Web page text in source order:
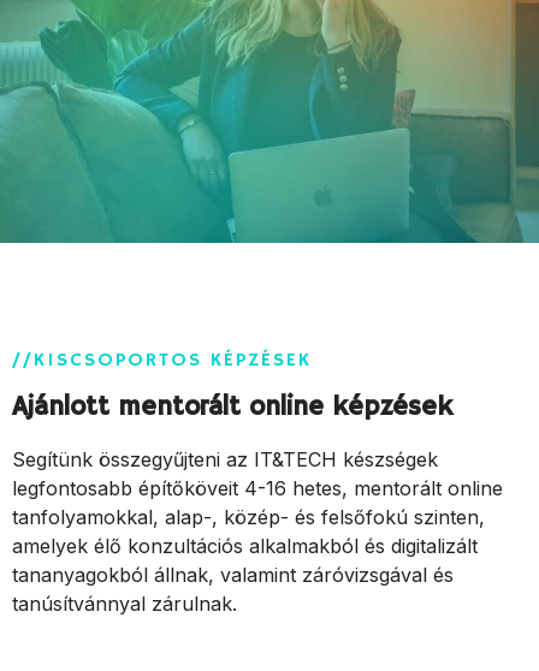
//KISCSOPORTOS KÉPZÉSEK
Ajánlott mentorált online képzések
Segítünk összegyűjteni az IT&TECH készségek
legfontosabb építőköveit 4-16 hetes, mentorált online
tanfolyamokkal, alap-, közép- és felsőfokú szinten,
amelyek élő konzultációs alkalmakból és digitalizált
tananyagokból állnak, valamint záróvizsgával és
tanúsítvánnyal zárulnak.